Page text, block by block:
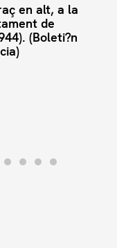
en alt, a la
de
(Boleti?n